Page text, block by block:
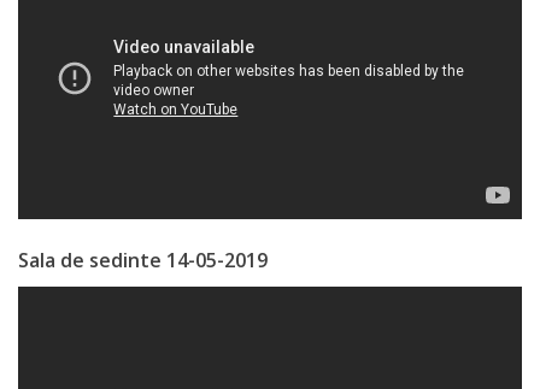
Serviciul
de
Impozitelor
şi
Sala de sedinte 14-05-2019